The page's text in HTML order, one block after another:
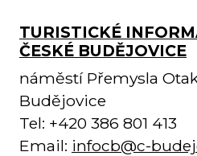
TURISTICKÉ
ČESKÉ BUDĚJOVICE
náměstí Přemysla
Budějovice
Tel: +420 386 801 413
Email: infocb@c-